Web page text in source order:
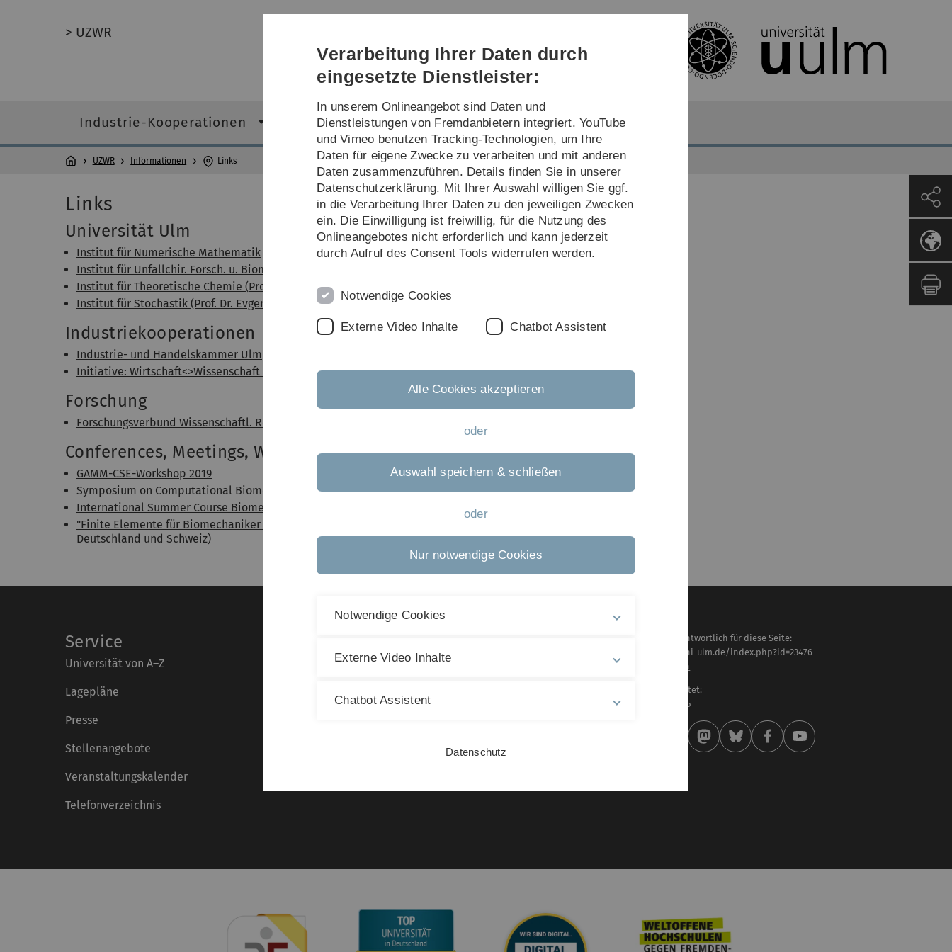
Direkt
Direkt
Direkt
(Sprache,
Drucken,
Social
Direkt
Direkt
> UZWR
Industrie-Kooperationen Forschung Lehre Informationen
UZWR Informationen Links
Links
Universität Ulm
Institut für Numerische Mathematik (Prof. Dr. Karsten Urban)
Institut für Unfallchir. Forsch. u. Biomech. (Prof. Dr. Anita Ignatius)
Institut für Theoretische Chemie (Prof. Dr. Axel Groß)
Institut für Stochastik (Prof. Dr. Evgeny Spodarev)
Industriekooperationen
Industrie- und Handelskammer Ulm
Initiative: Wirtschaft<>Wissenschaft mit IHK Ulm
Forschung
Forschungsverbund Wissenschaftl. Rechnen BW (WiR Ba-Wü)
Conferences, Meetings, Workshops, Seminars
GAMM-CSE-Workshop 2019
Symposium on Computational Biomechanics in Ulm (CBU) (former: "FE Workshop Ulm")
International Summer Course Biomechanics at University of Ulm
"Finite Elemente für Biomechaniker und Mediziner"
Deutschland und Schweiz)
Service
Universität von A–Z
Lagepläne
Presse
Stellenangebote
Veranstaltungskalender
Telefonverzeichnis
Impressum
Inhaltlich verantwortlich für diese Seite:
https://www.uni-ulm.de/index.php?id=23476
Dr. Ulrich Simon
Zuletzt bearbeitet:
27 . Februar 2025
Verarbeitung Ihrer Daten durch
eingesetzte Dienstleister:
In unserem Onlineangebot sind Daten und
Dienstleistungen von Fremdanbietern integriert. YouTube
und Vimeo benutzen Tracking-Technologien, um Ihre
Daten für eigene Zwecke zu verarbeiten und mit anderen
Daten zusammenzuführen. Details finden Sie in unserer
Datenschutzerklärung. Mit Ihrer Auswahl willigen Sie ggf.
in die Verarbeitung Ihrer Daten zu den jeweiligen Zwecken
ein. Die Einwilligung ist freiwillig, für die Nutzung des
Onlineangebotes nicht erforderlich und kann jederzeit
durch Aufruf des Consent Tools widerrufen werden.
Notwendige Cookies
Externe Video Inhalte Chatbot Assistent
Alle Cookies akzeptieren
oder
Auswahl speichern & schließen
oder
Nur notwendige Cookies
Notwendige Cookies
Externe Video Inhalte
Chatbot Assistent
Datenschutz